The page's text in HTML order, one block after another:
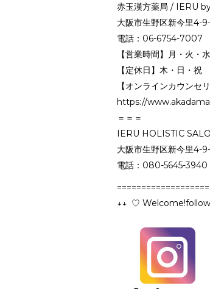
赤玉漢方薬局 / IERU
大阪市生野区新今里4-
電話：06-6754-7007
【営業時間】月・火
【定休日】木・日・祝
【オンラインカウンセ
https://
＝＝＝
IERU HOLISTIC
大阪市生野区新今里4-
電話：080-5645-3940
↓↓ ♡